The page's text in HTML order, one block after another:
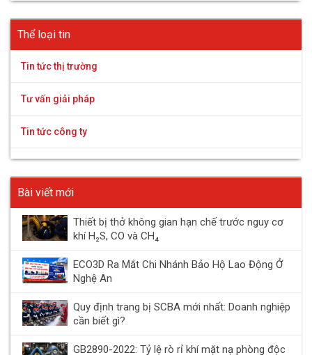
Thể loại tin
Tin tức thị trường
Tư vấn giải pháp
Tin tức công ty
Bài viết mới
Thiết bị thở không gian hạn chế trước nguy cơ
khí H₂S, CO và CH₄
ECO3D Ra Mắt Chi Nhánh Bảo Hộ Lao Động Ở
Nghệ An
Quy định trang bị SCBA mới nhất: Doanh nghiệp
cần biết gì?
GB2890-2022: Tỷ lệ rò rỉ khí mặt nạ phòng độc